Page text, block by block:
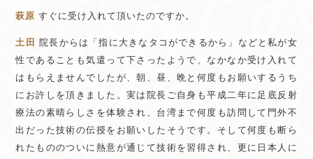
萩原 すぐに受け入れて頂いたのですか。
土田
院長からは「指に大きなタコができるから」などと私が女
性であることも気遣って下さったようで、なかなか受け入れて
はもらえませんでしたが、朝、昼、晩と何度もお願いするうち
にお許しを頂きました。実は院長ご自身も平成二年に足底反射
療法の素晴らしさを体験され、台湾まで何度も訪問して門外不
出だった技術の伝授をお願いしたそうです。そして何度も断ら
れたもののついに熱意が通じて技術を習得され、更に日本人に